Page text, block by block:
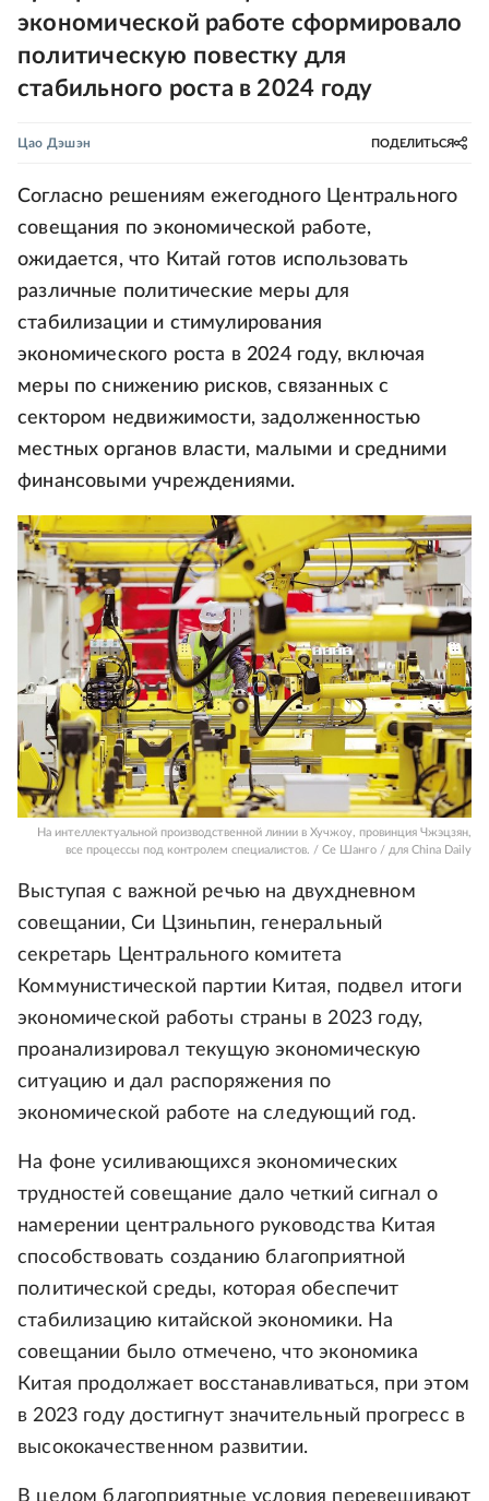
экономической работе сформировало
политическую повестку для
стабильного роста в 2024 году
Цао Дэшэн ПОДЕЛИТЬСЯ
Согласно решениям ежегодного Центрального
совещания по экономической работе,
ожидается, что Китай готов использовать
различные политические меры для
стабилизации и стимулирования
экономического роста в 2024 году, включая
меры по снижению рисков, связанных с
сектором недвижимости, задолженностью
местных органов власти, малыми и средними
финансовыми учреждениями.
На интеллектуальной производственной линии в Хучжоу, провинция Чжэцзян,
все процессы под контролем специалистов. / Се Шанго / для China Daily
Выступая с важной речью на двухдневном
совещании, Си Цзиньпин, генеральный
секретарь Центрального комитета
Коммунистической партии Китая, подвел итоги
экономической работы страны в 2023 году,
проанализировал текущую экономическую
ситуацию и дал распоряжения по
экономической работе на следующий год.
На фоне усиливающихся экономических
трудностей совещание дало четкий сигнал о
намерении центрального руководства Китая
способствовать созданию благоприятной
политической среды, которая обеспечит
стабилизацию китайской экономики. На
совещании было отмечено, что экономика
Китая продолжает восстанавливаться, при этом
в 2023 году достигнут значительный прогресс в
высококачественном развитии.
В целом благоприятные условия перевешивают